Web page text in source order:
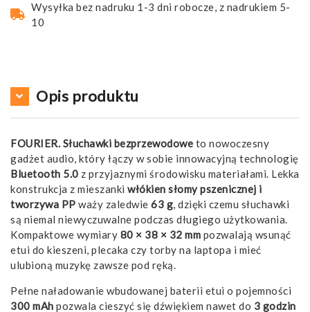
Wysyłka bez nadruku 1-3 dni robocze, z nadrukiem 5-
10
Opis produktu
FOURIER. Słuchawki bezprzewodowe to nowoczesny
gadżet audio, który łączy w sobie innowacyjną technologię
Bluetooth 5.0 z przyjaznymi środowisku materiałami. Lekka
konstrukcja z mieszanki włókien słomy pszenicznej i
tworzywa PP waży zaledwie 63 g, dzięki czemu słuchawki
są niemal niewyczuwalne podczas długiego użytkowania.
Kompaktowe wymiary 80 × 38 × 32 mm pozwalają wsunąć
etui do kieszeni, plecaka czy torby na laptopa i mieć
ulubioną muzykę zawsze pod ręką.
Pełne naładowanie wbudowanej baterii etui o pojemności
300 mAh pozwala cieszyć się dźwiękiem nawet do 3 godzin